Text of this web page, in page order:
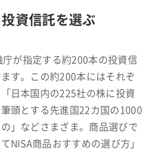
資信託を選ぶ
庁が指定する約200本の投資信
す。この約200本にはそれぞ
日本国内の225社の株に投資
頭とする先進国22カ国の1000
」などさまざま。商品選びで
NISA商品おすすめの選び方」